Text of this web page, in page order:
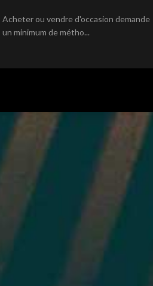
Acheter ou vendre d'occasion demande
un minimum de métho...